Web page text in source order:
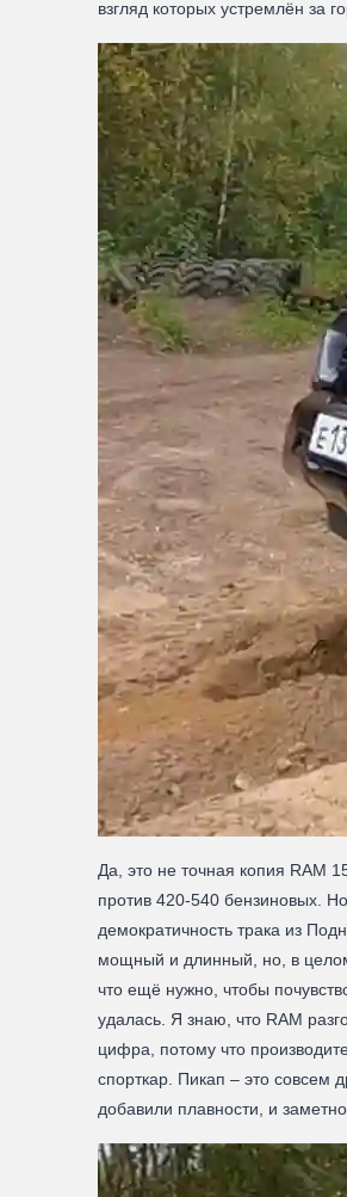
взгляд которых устремлён за
Да, это не точная копия RAM
против 420-540 бензиновых.
демократичность трака из
мощный и длинный, но, в
что ещё нужно, чтобы
удалась. Я знаю, что RAM
цифра, потому что
спорткар. Пикап – это совсем
добавили плавности, и